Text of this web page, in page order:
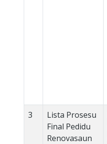
3
Lista Prosesu
Final Pedidu
Renovasaun